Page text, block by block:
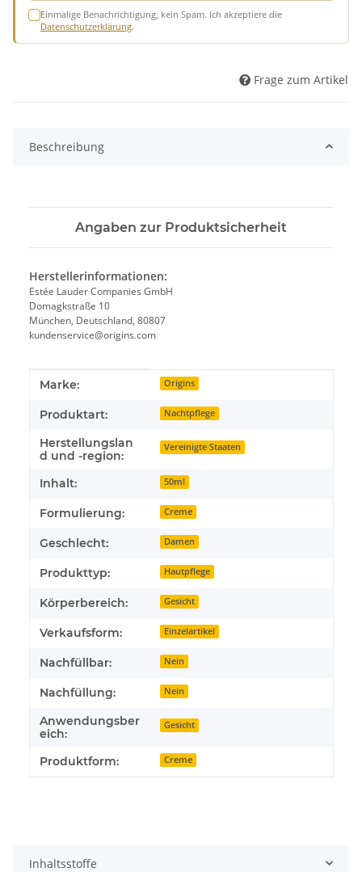
Einmalige Benachrichtigung, kein Spam. Ich akzeptiere die
Datenschutzerklärung.
Frage zum Artikel
Beschreibung
Angaben zur Produktsicherheit
Herstellerinformationen:
Estée Lauder Companies GmbH
Domagkstraße 10
München, Deutschland, 80807
kundenservice@origins.com
Produkteigenschaft
Wert
Marke: Origins
Produktart: Nachtpflege
Herstellungslan
d und -region:
Vereinigte Staaten
Inhalt: 50ml
Formulierung: Creme
Geschlecht: Damen
Produkttyp: Hautpflege
Körperbereich: Gesicht
Verkaufsform: Einzelartikel
Nachfüllbar: Nein
Nachfüllung: Nein
Anwendungsber
eich:
Gesicht
Produktform: Creme
Inhaltsstoffe